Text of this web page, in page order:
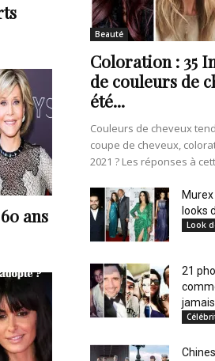
ans
Beauté
Coloration : 35
de couleurs de
été...
Couleurs de cheveux
coupe de cheveux,
2021 ? Les réponses à
Murex
looks
Look
21
jamais...